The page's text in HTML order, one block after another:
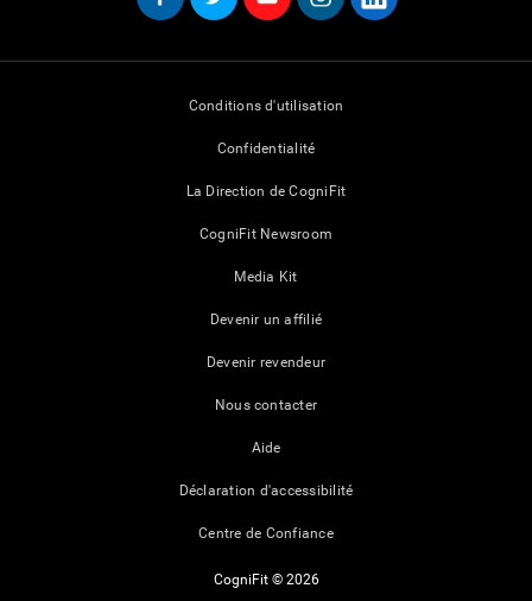
Conditions d'utilisation
Confidentialité
La Direction de CogniFit
CogniFit Newsroom
Media Kit
Devenir un affilié
Devenir revendeur
Nous contacter
Aide
Déclaration d'accessibilité
Centre de Confiance
CogniFit © 2026